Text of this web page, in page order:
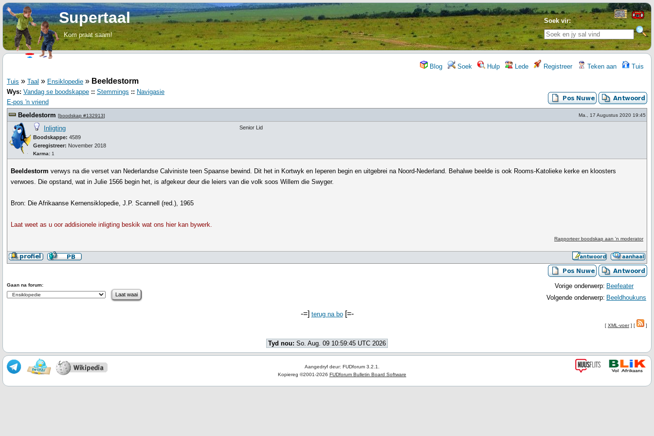
Soek vir:
Supertaal
Kom praat saam!
Blog Soek Hulp Lede Registreer Teken aan Tuis
Tuis » Taal » Ensiklopedie » Beeldestorm
Wys: Vandag se boodskappe :: Stemmings :: Navigasie
E-pos 'n vriend
Beeldestorm [boodskap #132913] Ma., 17 Augustus 2020 19:45
Inligting
Boodskappe: 4589
Geregistreer: November 2018
Karma: 1
Senior Lid
Beeldestorm verwys na die verset van Nederlandse Calviniste teen Spaanse bewind. Dit het in Kortwyk en Ieperen begin en uitgebrei na Noord-Nederland. Behalwe beelde is ook Rooms-Katolieke kerke en kloosters
verwoes. Die opstand, wat in Julie 1566 begin het, is afgekeur deur die leiers van die volk soos Willem die Swyger.
Bron: Die Afrikaanse Kernensiklopedie, J.P. Scannell (red.), 1965
Laat weet as u oor addisionele inligting beskik wat ons hier kan bywerk.
Rapporteer boodskap aan 'n moderator
Vorige onderwerp: Beefeater
Volgende onderwerp: Beeldhoukuns
Gaan na forum:
-=] terug na bo[=-
[ XML-voer] [ ]
Tyd nou: So. Aug. 09 10:59:45 UTC 2026
Aangedryf deur: FUDforum 3.2.1.
Kopiereg ©2001-2026 FUDforum Bulletin Board Software